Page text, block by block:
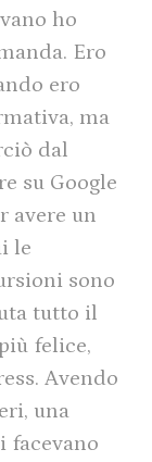
ho
Ero
ero
ma
dal
su Google
avere un
le
sono
tutto il
felice,
Avendo
una
facevano